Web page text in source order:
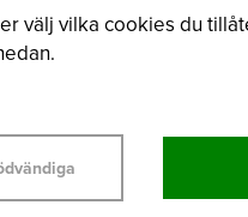
välj vilka cookies du